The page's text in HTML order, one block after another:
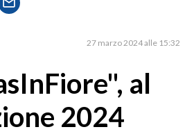
27 marzo 2024 alle 15:32
al
2024